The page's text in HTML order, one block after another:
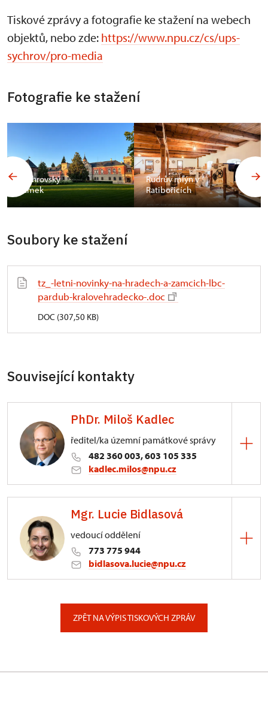
Tiskové zprávy a fotografie ke stažení na webech
objektů, nebo zde: https://www.npu.cz/cs/ups-
sychrov/pro-media
Fotografie ke stažení
Sychrovský
zámek
Rudrův mlýn v
Ratibořicích
Soubory ke stažení
tz_-letni-novinky-na-hradech-a-zamcich-lbc-
pardub-kralovehradecko-.doc
DOC (307,50 KB)
Související kontakty
PhDr. Miloš Kadlec
ředitel/ka územní památkové správy
482 360 003, 603 105 335
kadlec.milos@npu.cz
3/, Sychrov 3
Mgr. Lucie Bidlasová
vedoucí oddělení
773 775 944
bidlasova.lucie@npu.cz
ZPĚT NA VÝPIS TISKOVÝCH ZPRÁV